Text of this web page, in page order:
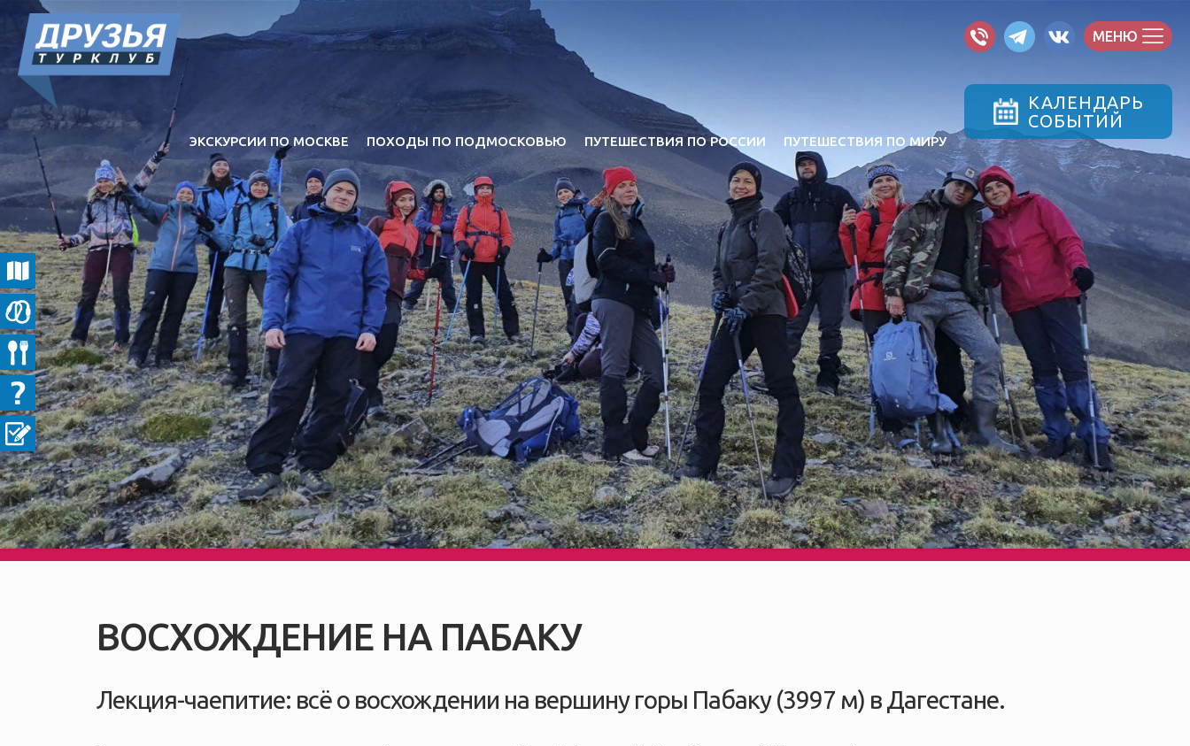
ЭКСКУРСИИ ПО МОСКВЕ ПОХОДЫ ПО ПОДМОСКОВЬЮ ПУТЕШЕСТВИЯ ПО РОССИИ ПУТЕШЕСТВИЯ ПО МИРУ
МЕНЮ
КАЛЕНДАРЬ
СОБЫТИЙ
ВОСХОЖДЕНИЕ НА ПАБАКУ
Лекция-чаепитие: всё о восхождении на вершину горы Пабаку (3997 м) в Дагестане.